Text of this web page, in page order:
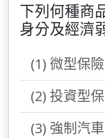
下列何種商
身分及經濟
(1) 微型保險
(2) 投資型
(3) 強制汽